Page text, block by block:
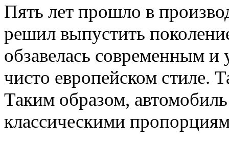
Пять лет прошло в
решил выпустить
обзавелась современным
чисто европейском стиле.
Таким образом,
классическими